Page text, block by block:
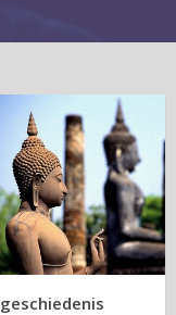
geschiedenis